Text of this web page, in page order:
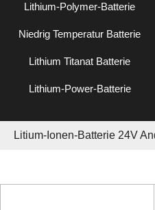
Lithium-Polymer-Batterie
Niedrig Temperatur Batterie
Lithium Titanat Batterie
Lithium-Power-Batterie
Litium-Ionen-Batterie 24V